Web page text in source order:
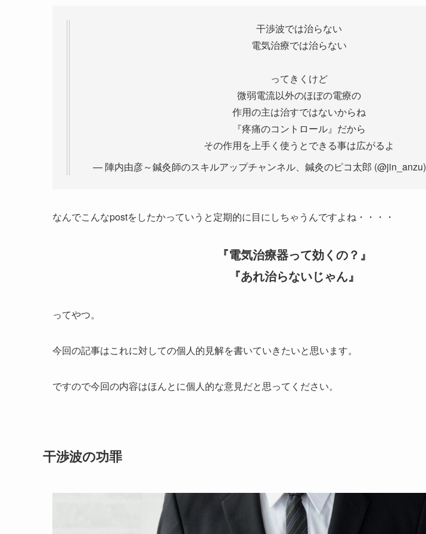
干渉波では治らない
電気治療では治らない
ってきくけど
微弱電流以外のほぼの電療の
作用の主は治すではないからね
『疼痛のコントロール』だから
その作用を上手く使うとできる事は広がるよ
— 陣内由彦～鍼灸師のスキルアップチャンネル、鍼灸のピコ太郎 (@jin_anzu)
なんでこんなpostをしたかっていうと定期的に目にしちゃうんですよね・・・・
『電気治療器って効くの？』
『あれ治らないじゃん』
ってやつ。
今回の記事はこれに対しての個人的見解を書いていきたいと思います。
ですので今回の内容はほんとに個人的な意見だと思ってください。
干渉波の功罪